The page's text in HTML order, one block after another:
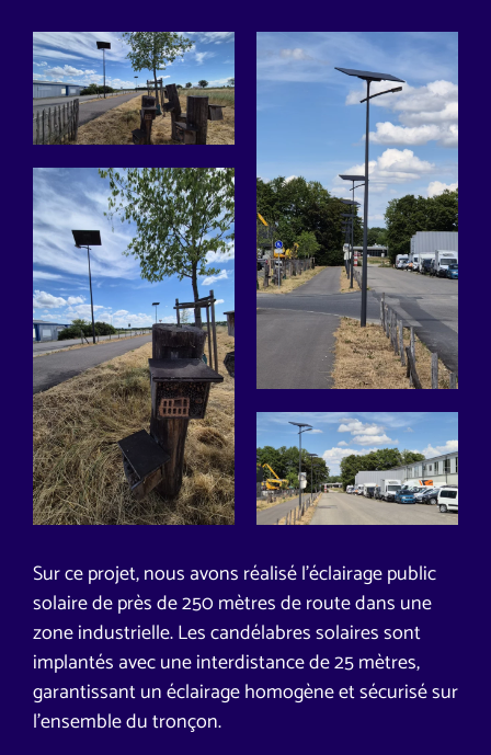
Sur ce projet, nous avons réalisé l’éclairage public
solaire de près de 250 mètres de route dans une
zone industrielle. Les candélabres solaires sont
implantés avec une interdistance de 25 mètres,
garantissant un éclairage homogène et sécurisé sur
l’ensemble du tronçon.